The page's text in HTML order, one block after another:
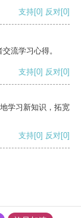
支持[0] 反对[0]
流学习心得。
支持[0] 反对[0]
学习新知识，拓宽
支持[0] 反对[0]